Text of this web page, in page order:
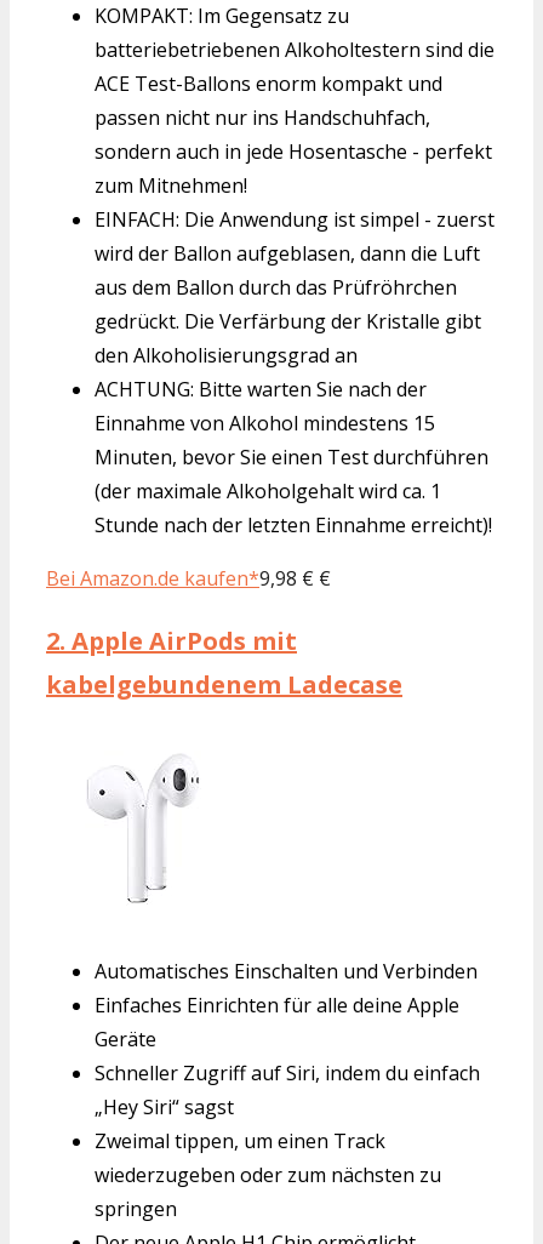
KOMPAKT: Im Gegensatz zu
batteriebetriebenen Alkoholtestern sind die
ACE Test-Ballons enorm kompakt und
passen nicht nur ins Handschuhfach,
sondern auch in jede Hosentasche - perfekt
zum Mitnehmen!
EINFACH: Die Anwendung ist simpel - zuerst
wird der Ballon aufgeblasen, dann die Luft
aus dem Ballon durch das Prüfröhrchen
gedrückt. Die Verfärbung der Kristalle gibt
den Alkoholisierungsgrad an
ACHTUNG: Bitte warten Sie nach der
Einnahme von Alkohol mindestens 15
Minuten, bevor Sie einen Test durchführen
(der maximale Alkoholgehalt wird ca. 1
Stunde nach der letzten Einnahme erreicht)!
Bei Amazon.de kaufen*9,98 € €
2. Apple AirPods mit
kabelgebundenem Ladecase
Automatisches Einschalten und Verbinden
Einfaches Einrichten für alle deine Apple
Geräte
Schneller Zugriff auf Siri, indem du einfach
„Hey Siri“ sagst
Zweimal tippen, um einen Track
wiederzugeben oder zum nächsten zu
springen